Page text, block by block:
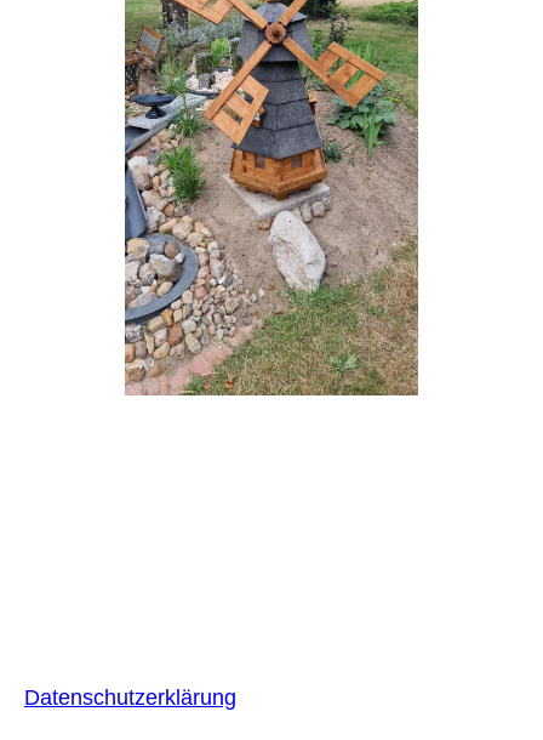
Datenschutzerklärung